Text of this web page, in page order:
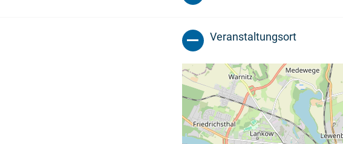
Veranstaltungsort